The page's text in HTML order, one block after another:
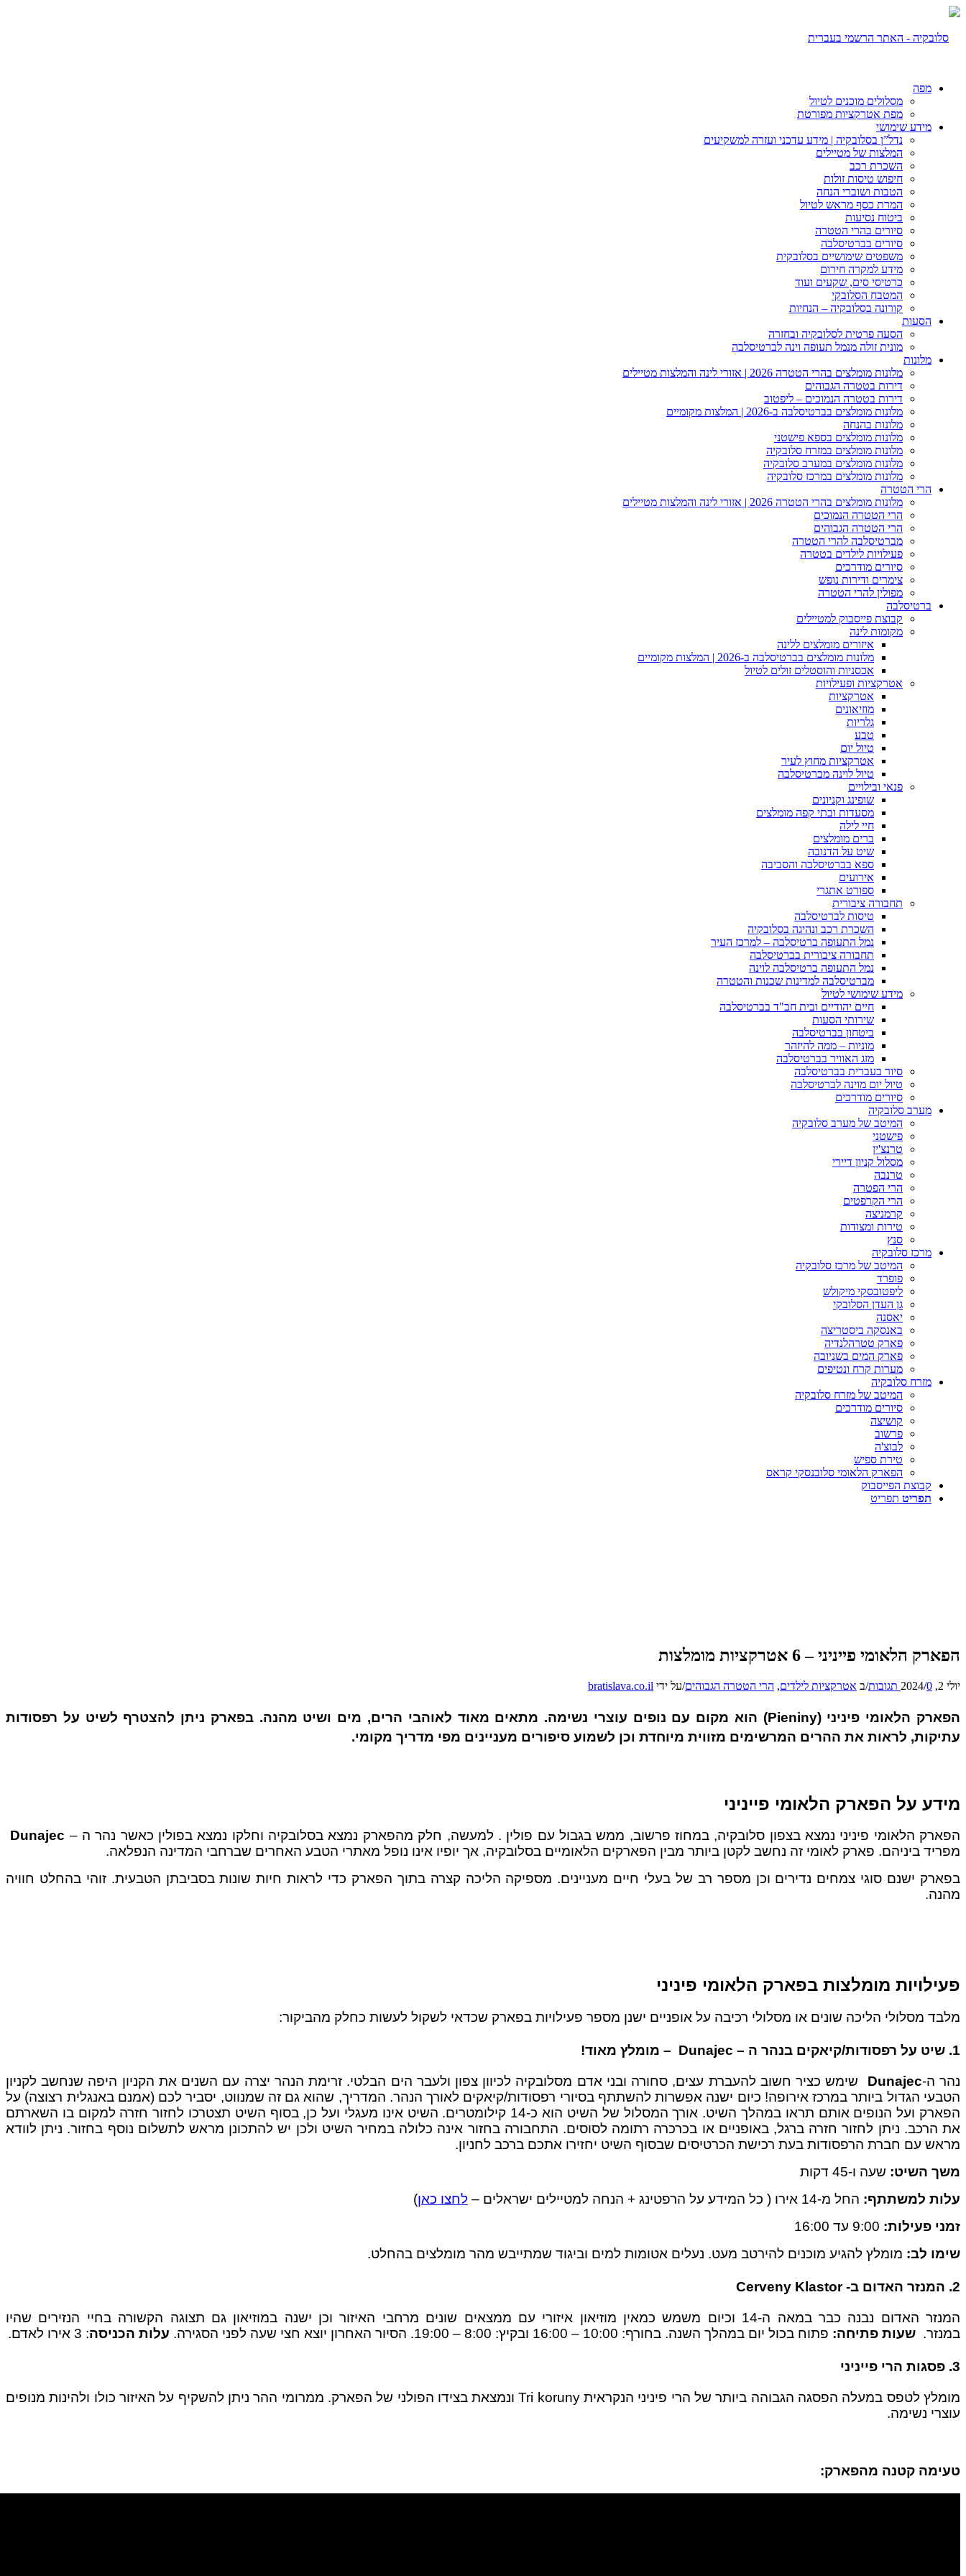
מפה
מסלולים מוכנים לטיול
מפת אטרקציות מפורטת
מידע שימושי
נדל”ן בסלובקיה | מידע עדכני ועזרה למשקיעים
המלצות של מטיילים
השכרת רכב
חיפוש טיסות זולות
הטבות ושוברי הנחה
המרת כסף מראש לטיול
ביטוח נסיעות
סיורים בהרי הטטרה
סיורים בברטיסלבה
משפטים שימושיים בסלובקית
מידע למקרה חירום
כרטיסי סים, שקעים ועוד
המטבח הסלובקי
קורונה בסלובקיה – הנחיות
הסעות
הסעה פרטית לסלובקיה ובחזרה
מונית זולה מנמל תעופה וינה לברטיסלבה
מלונות
מלונות מומלצים בהרי הטטרה 2026 | אזורי לינה והמלצות מטיילים
דירות בטטרה הגבוהים
דירות בטטרה הנמוכים – ליפטוב
מלונות מומלצים בברטיסלבה ב-2026 | המלצות מקומיים
מלונות בהנחה
מלונות מומלצים בספא פישטני
מלונות מומלצים במזרח סלובקיה
מלונות מומלצים במערב סלובקיה
מלונות מומלצים במרכז סלובקיה
הרי הטטרה
מלונות מומלצים בהרי הטטרה 2026 | אזורי לינה והמלצות מטיילים
הרי הטטרה הנמוכים
הרי הטטרה הגבוהים
מברטיסלבה להרי הטטרה
פעילויות לילדים בטטרה
סיורים מודרכים
צימרים ודירות נופש
מפולין להרי הטטרה
ברטיסלבה
קבוצת פייסבוק למטיילים
מקומות לינה
איזורים מומלצים ללינה
מלונות מומלצים בברטיסלבה ב-2026 | המלצות מקומיים
אכסניות והוסטלים זולים לטיול
אטרקציות ופעילויות
אטרקציות
מוזיאונים
גלריות
טבע
טיול יום
אטרקציות מחוץ לעיר
טיול לוינה מברטיסלבה
פנאי ובילויים
שופינג וקניונים
מסעדות ובתי קפה מומלצים
חיי לילה
ברים מומלצים
שיט על הדנובה
ספא בברטיסלבה והסביבה
אירועים
ספורט אתגרי
תחבורה ציבורית
טיסות לברטיסלבה
השכרת רכב ונהיגה בסלובקיה
נמל התעופה ברטיסלבה – למרכז העיר
תחבורה ציבורית בברטיסלבה
נמל התעופה ברטיסלבה לוינה
מברטיסלבה למדינות שכנות והטטרה
מידע שימושי לטיול
חיים יהודיים ובית חב"ד בברטיסלבה
שירותי הסעות
ביטחון בברטיסלבה
מוניות – ממה להיזהר
מזג האוויר בברטיסלבה
סיור בעברית בברטיסלבה
טיול יום מוינה לברטיסלבה
סיורים מודרכים
מערב סלובקיה
המיטב של מערב סלובקיה
פישטני
טרנצ'ין
מסלול קניון דיירי
טרנבה
הרי הפטרה
הרי הקרפטים
קרמניצה
טירות ומצודות
סנץ
מרכז סלובקיה
המיטב של מרכז סלובקיה
פופרד
ליפטובסקי מיקולש
גן העדן הסלובקי
יאסנה
באנסקה ביסטריצה
פארק טטרהלנדיה
פארק המים בשניובה
מערות קרח ונטיפים
מזרח סלובקיה
המיטב של מזרח סלובקיה
סיורים מודרכים
קושיצה
פרשוב
לבוצ'ה
טירת ספיש
הפארק הלאומי סלובנסקי קראס
קבוצת הפייסבוק
תפריט תפריט
הפארק הלאומי פייניני – 6 אטרקציות מומלצות
יולי 2, 2024 /0 תגובות /ב אטרקציות לילדים, הרי הטטרה הגבוהים/על ידי bratislava.co.il
הפארק הלאומי פיניני (Pieniny) הוא מקום עם נופים עוצרי נשימה. מתאים מאוד לאוהבי הרים, מים ושיט מהנה. בפארק ניתן להצטרף לשיט על רפסודות
עתיקות, לראות את ההרים המרשימים מזווית מיוחדת וכן לשמוע סיפורים מעניינים מפי מדריך מקומי.
מידע על הפארק הלאומי פייניני
הפארק הלאומי פיניני נמצא בצפון סלובקיה, במחוז פרשוב, ממש בגבול עם פולין . למעשה, חלק מהפארק נמצא בסלובקיה וחלקו נמצא בפולין כאשר נהר ה – Dunajec
מפריד ביניהם. פארק לאומי זה נחשב לקטן ביותר מבין הפארקים הלאומיים בסלובקיה, אך יופיו אינו נופל מאתרי הטבע האחרים שברחבי המדינה הנפלאה.
בפארק ישנם סוגי צמחים נדירים וכן מספר רב של בעלי חיים מעניינים. מספיקה הליכה קצרה בתוך הפארק כדי לראות חיות שונות בסביבתן הטבעית. זוהי בהחלט חוויה
מהנה.
פעילויות מומלצות בפארק הלאומי פיניני
מלבד מסלולי הליכה שונים או מסלולי רכיבה על אופניים ישנן מספר פעילויות בפארק שכדאי לשקול לעשות כחלק מהביקור:
1. שיט על רפסודות/קיאקים בנהר ה – Dunajec – מומלץ מאוד!
נהר ה-Dunajec שימש כציר חשוב להעברת עצים, סחורה ובני אדם מסלובקיה לכיוון צפון ולעבר הים הבלטי. זרימת הנהר יצרה עם השנים את הקניון היפה שנחשב לקניון
הטבעי הגדול ביותר במרכז אירופה! כיום ישנה אפשרות להשתתף בסיורי רפסודות/קיאקים לאורך הנהר. המדריך, שהוא גם זה שמנווט, יסביר לכם (אמנם באנגלית רצוצה) על
הפארק ועל הנופים אותם תראו במהלך השיט. אורך המסלול של השיט הוא כ-14 קילומטרים. השיט אינו מעגלי ועל כן, בסוף השיט תצטרכו לחזור חזרה למקום בו השארתם
את הרכב. ניתן לחזור חזרה ברגל, באופניים או בכרכרה רתומה לסוסים. התחבורה בחזור אינה כלולה במחיר השיט ולכן יש להתכונן מראש לתשלום נוסף בחזור. ניתן לוודא
מראש עם חברת הרפסודות בעת רכישת הכרטיסים שבסוף השיט יחזירו אתכם ברכב לחניון.
משך השיט: שעה ו-45 דקות
עלות למשתתף: החל מ-14 אירו ( כל המידע על הרפטינג + הנחה למטיילים ישראלים – לחצו כאן)
זמני פעילות:
שימו לב: מומלץ להגיע מוכנים להירטב מעט. נעלים אטומות למים וביגוד שמתייבש מהר מומלצים בהחלט.
2. המנזר האדום ב- Cerveny Klastor
המנזר האדום נבנה כבר במאה ה-14 וכיום משמש כמאין מוזיאון איזורי עם ממצאים שונים מרחבי האיזור וכן ישנה במוזיאון גם תצוגה הקשורה בחיי הנזירים שהיו
במנזר. שעות פתיחה: פתוח בכול יום במהלך השנה. בחורף: 10:00 – 16:00 ובקיץ: 8:00 – 19:00. הסיור האחרון יוצא חצי שעה לפני הסגירה. עלות הכניסה: 3 אירו לאדם.
3. פסגות הרי פייניני
מומלץ לטפס במעלה הפסגה הגבוהה ביותר של הרי פיניני הנקראית Tri koruny ונמצאת בצידו הפולני של הפארק. ממרומי ההר ניתן להשקיף על האיזור כולו ולהינות מנופים
עוצרי נשימה.
טעימה קטנה מהפארק: